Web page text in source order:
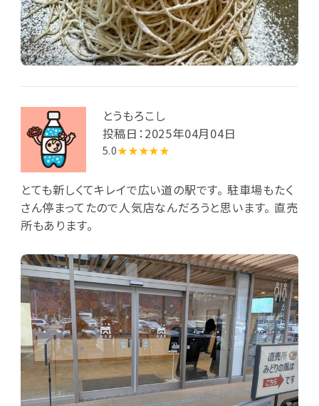
とうもろこし
投稿日：2025年04月04日
5.0★★★★★
とても新しくてキレイで広い道の駅です。 駐車場もたく
さん停まってたので人気店なんだろうと思います。 直売
所もあります。